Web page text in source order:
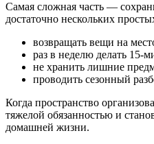
Самая сложная часть —
достаточно нескольких
возвращать вещи на
раз в неделю делать 15-
не хранить лишние
проводить сезонный
Когда пространство
тяжелой обязанностью и
домашней жизни.